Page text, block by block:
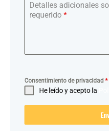
Detalles adicionales
requerido *
Consentimiento de privacidad *
He leído y acepto la